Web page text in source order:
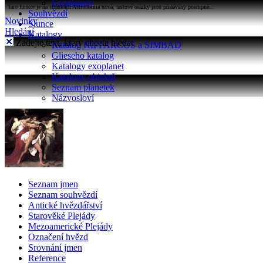
Exoplanety
Souhvězdí
Slunce
Katalogy
Katalog HIPPARCOS a SIMBAD
Glieseho katalog
Katalogy exoplanet
Katalogy objektů
Seznam planetek
Názvosloví
Tato funkce je na stránkách Astronomia nová, testové otázky jsou přidávány postupně...
Novinky
Hledání
Zadejte text, který chcete hledat
Seznam jmen
Seznam souhvězdí
Antické hvězdářství
Starověké Plejády
Mezoamerické Plejády
Označení hvězd
Srovnání jmen
Reference